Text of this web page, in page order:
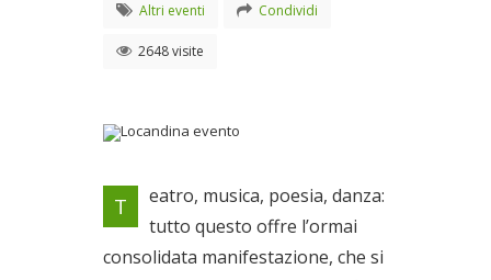
Altri eventi Condividi
2648 visite
Locandina evento
Dal 31/07/2009 al
12/08/2009
T
eatro, musica, poesia, danza:
tutto questo offre l’ormai
consolidata manifestazione, che si